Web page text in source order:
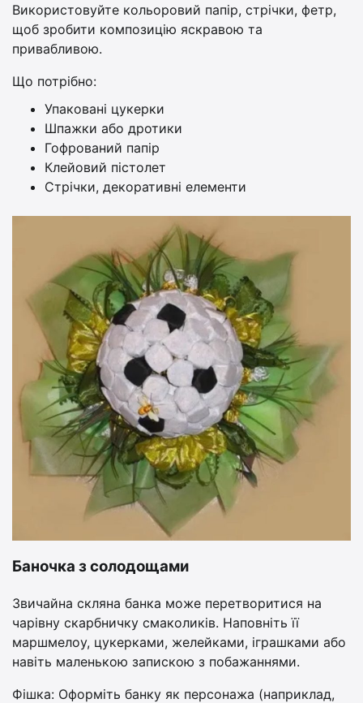
Використовуйте кольоровий папір, стрічки, фетр,
щоб зробити композицію яскравою та
привабливою.
Що потрібно:
Упаковані цукерки
Шпажки або дротики
Гофрований папір
Клейовий пістолет
Стрічки, декоративні елементи
Баночка з солодощами
Звичайна скляна банка може перетворитися на
чарівну скарбничку смаколиків. Наповніть її
маршмелоу, цукерками, желейками, іграшками або
навіть маленькою запискою з побажаннями.
Фішка: Оформіть банку як персонажа (наприклад,